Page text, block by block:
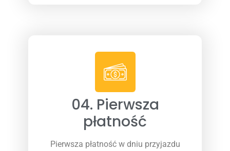
04. Pierwsza
płatność
Pierwsza płatność w dniu przyjazdu